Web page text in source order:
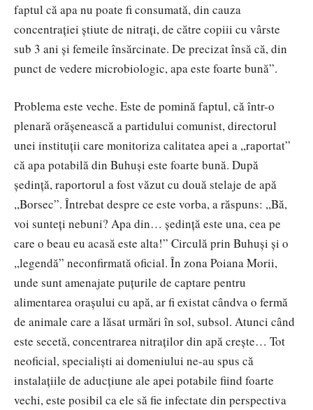
faptul că apa nu poate fi consumată, din cauza
concentrației știute de nitrați, de către copiii cu vârste
sub 3 ani și femeile însărcinate. De precizat însă că, din
punct de vedere microbiologic, apa este foarte bună”.
Problema este veche. Este de pomină faptul, că într-o
plenară orășenească a partidului comunist, directorul
unei instituții care monitoriza calitatea apei a ,,raportat”
că apa potabilă din Buhuși este foarte bună. După
ședință, raportorul a fost văzut cu două stelaje de apă
,,Borsec”. Întrebat despre ce este vorba, a răspuns: ,,Bă,
voi sunteți nebuni? Apa din… ședință este una, cea pe
care o beau eu acasă este alta!” Circulă prin Buhuși și o
,,legendă” neconfirmată oficial. În zona Poiana Morii,
unde sunt amenajate puțurile de captare pentru
alimentarea orașului cu apă, ar fi existat cândva o fermă
de animale care a lăsat urmări în sol, subsol. Atunci când
este secetă, concentrarea nitraților din apă crește… Tot
neoficial, specialiști ai domeniului ne-au spus că
instalațiile de aducțiune ale apei potabile fiind foarte
vechi, este posibil ca ele să fie infectate din perspectiva